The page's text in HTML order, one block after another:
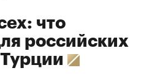
что
российских